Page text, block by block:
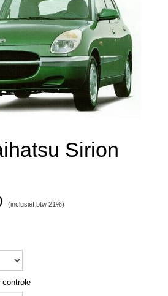
Sirion
(inclusief btw 21%)
controle